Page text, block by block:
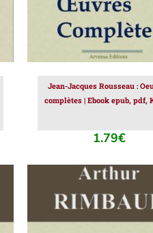
Jean-Jacques Rousseau :
complètes | Ebook epub, pdf,
1.79€